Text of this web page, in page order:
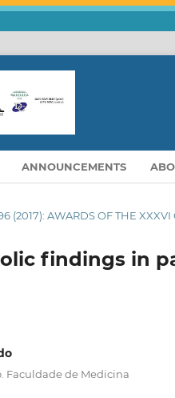
ANNOUNCEMENTS
(2017): AWARDS OF THE XXXVI
findings in
Faculdade de Medicina